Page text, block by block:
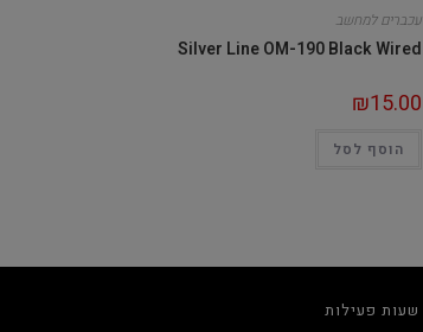
עכברים למחשב
Silver Line OM-190 Black Wired
₪15.00
הוסף לסל
שעות פעילות